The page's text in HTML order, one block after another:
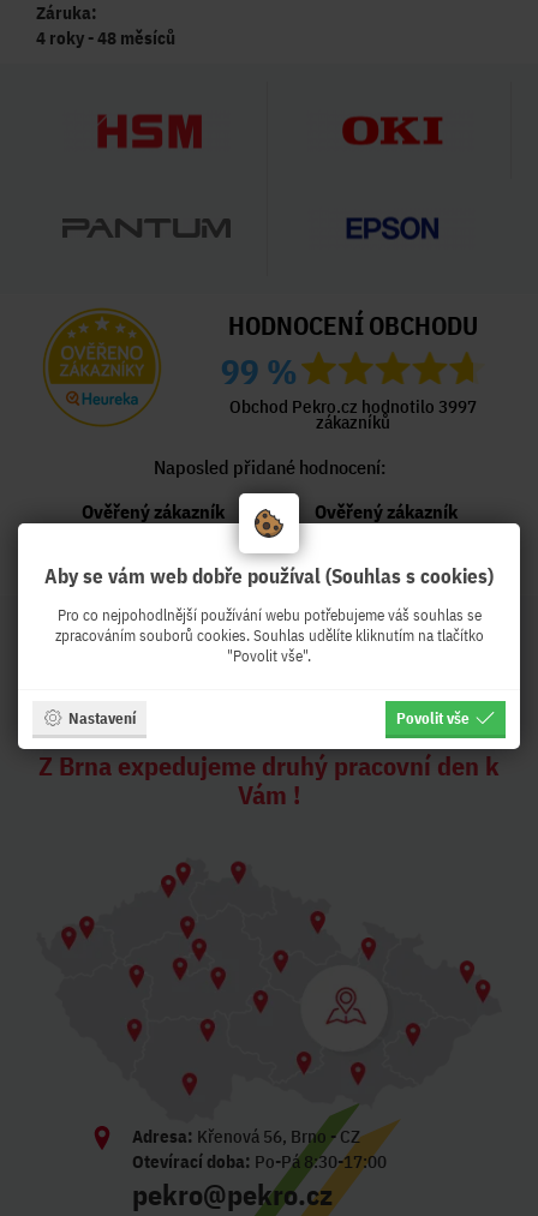
Záruka:
4 roky - 48 měsíců
HODNOCENÍ OBCHODU
99 %
Obchod Pekro.cz hodnotilo 3997
zákazníků
Naposled přidané hodnocení:
Ověřený zákazník
Ověřený zákazník
Z Brna expedujeme druhý pracovní den k
Vám !
Adresa: Křenová 56, Brno - CZ
Otevírací doba: Po-Pá 8:30-17:00
pekro@pekro.cz
Aby se vám web dobře používal (Souhlas s cookies)
Pro co nejpohodlnější používání webu potřebujeme váš souhlas se
zpracováním souborů cookies. Souhlas udělíte kliknutím na tlačítko
"Povolit vše".
Nastavení Povolit vše